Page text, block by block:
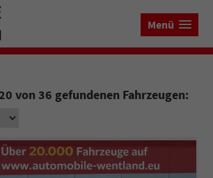
Menü
von 36 gefundenen Fahrzeugen: